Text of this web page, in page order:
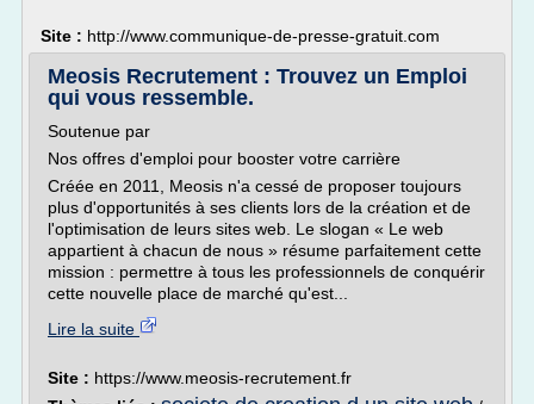
Site : http://www.communique-de-presse-gratuit.com
Meosis Recrutement : Trouvez un Emploi
qui vous ressemble.
Soutenue par
Nos offres d'emploi pour booster votre carrière
Créée en 2011, Meosis n'a cessé de proposer toujours
plus d'opportunités à ses clients lors de la création et de
l'optimisation de leurs sites web. Le slogan « Le web
appartient à chacun de nous » résume parfaitement cette
mission : permettre à tous les professionnels de conquérir
cette nouvelle place de marché qu'est...
Lire la suite
Site : https://www.meosis-recrutement.fr